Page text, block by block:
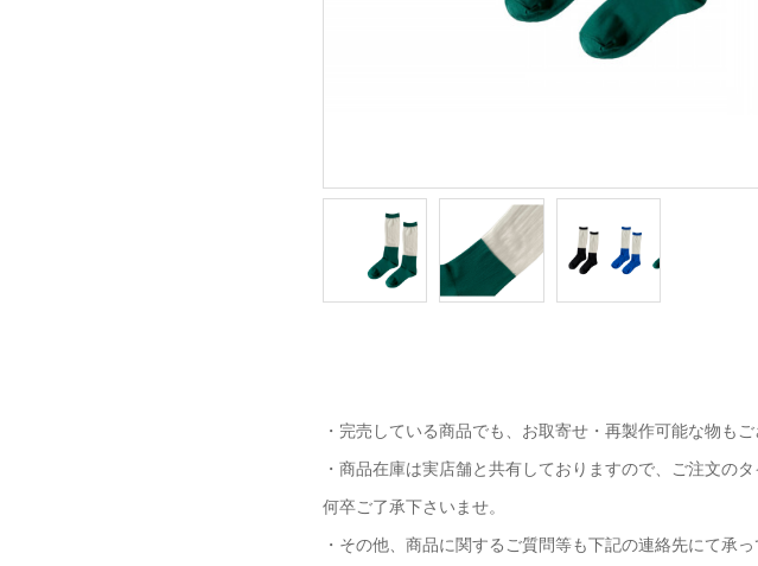
・完売している商品でも、お取寄せ・再製作可能な物も
・商品在庫は実店舗と共有しておりますので、ご注文の
何卒ご了承下さいませ。
・その他、商品に関するご質問等も下記の連絡先にて承っ